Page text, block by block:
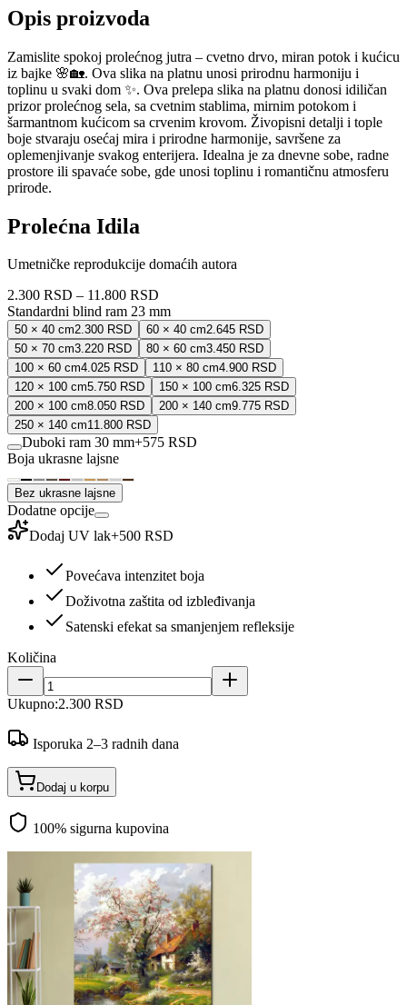
Opis proizvoda
Zamislite spokoj prolećnog jutra – cvetno drvo, miran potok i kućicu
iz bajke 🌸🏡. Ova slika na platnu unosi prirodnu harmoniju i
toplinu u svaki dom ✨. Ova prelepa slika na platnu donosi idiličan
prizor prolećnog sela, sa cvetnim stablima, mirnim potokom i
šarmantnom kućicom sa crvenim krovom. Živopisni detalji i tople
boje stvaraju osećaj mira i prirodne harmonije, savršene za
oplemenjivanje svakog enterijera. Idealna je za dnevne sobe, radne
prostore ili spavaće sobe, gde unosi toplinu i romantičnu atmosferu
prirode.
Prolećna Idila
Umetničke reprodukcije domaćih autora
2.300 RSD – 11.800 RSD
Standardni blind ram 23 mm
50 × 40 cm2.300 RSD 60 × 40 cm2.645 RSD
50 × 70 cm3.220 RSD 80 × 60 cm3.450 RSD
100 × 60 cm4.025 RSD 110 × 80 cm4.900 RSD
120 × 100 cm5.750 RSD 150 × 100 cm6.325 RSD
200 × 100 cm8.050 RSD 200 × 140 cm9.775 RSD
250 × 140 cm11.800 RSD
Duboki ram 30 mm+575 RSD
Boja ukrasne lajsne
Bez ukrasne lajsne
Dodatne opcije
Dodaj UV lak+500 RSD
Povećava intenzitet boja
Doživotna zaštita od izbleđivanja
Satenski efekat sa smanjenjem refleksije
Količina
Ukupno:2.300 RSD
Isporuka 2–3 radnih dana
Dodaj u korpu
100% sigurna kupovina